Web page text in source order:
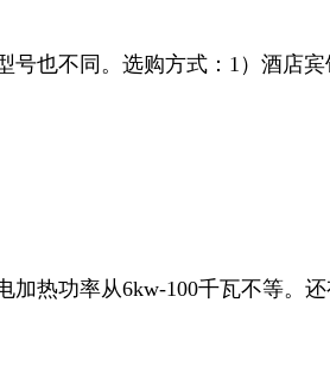
也不同。选购方式：1）酒店
加热功率从6kw-100千瓦不等。